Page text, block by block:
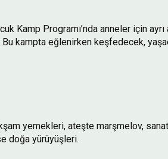
Kamp Programı’nda anneler için
kampta eğlenirken keşfedecek,
yemekleri, ateşte marşmelov,
doğa yürüyüşleri.